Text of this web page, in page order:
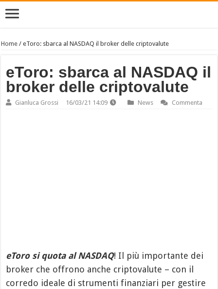
Home /eToro: sbarca al NASDAQ il broker delle criptovalute
eToro: sbarca al NASDAQ il
broker delle criptovalute
Gianluca Grossi 16/03/21 14:09 News Commenta
eToro si quota al NASDAQ! Il più importante dei
broker che offrono anche criptovalute – con il
corredo ideale di strumenti finanziari per gestire